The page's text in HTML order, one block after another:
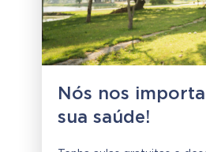
Nós nos
sua saúde!